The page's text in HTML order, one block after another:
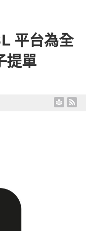
平台為全
提單